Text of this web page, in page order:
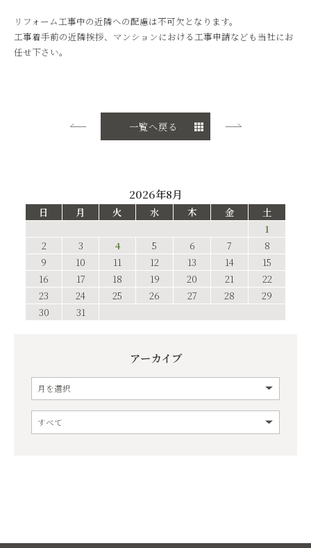
リフォーム工事中の近隣への配慮は不可欠となります。
工事着手前の近隣挨拶、マンションにおける工事申請なども当社にお
任せ下さい。
一覧へ戻る
2026年8月
日 月 火 水 木 金
土
1
2
3 4 5 6 7
8
9
10 11 12 13 14
15
16
17 18 19 20 21
22
23
24 25 26 27 28
29
30
31
アーカイブ